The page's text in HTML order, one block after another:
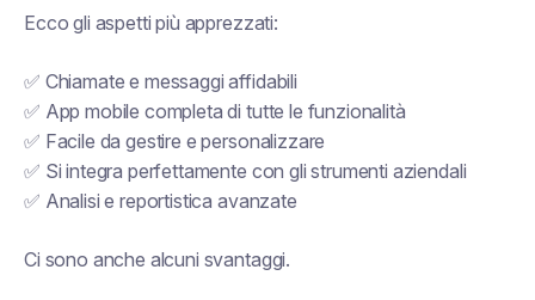
Ecco gli aspetti più apprezzati:
✅ Chiamate e messaggi affidabili
✅ App mobile completa di tutte le funzionalità
✅ Facile da gestire e personalizzare
✅ Si integra perfettamente con gli strumenti aziendali
✅ Analisi e reportistica avanzate
Ci sono anche alcuni svantaggi.